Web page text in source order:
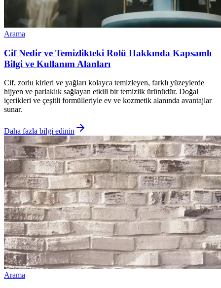
Arama
Cif Nedir ve Temizlikteki Rolü Hakkında Kapsamlı
Bilgi ve Kullanım Alanları
Cif, zorlu kirleri ve yağları kolayca temizleyen, farklı yüzeylerde
hijyen ve parlaklık sağlayan etkili bir temizlik ürünüdür. Doğal
içerikleri ve çeşitli formülleriyle ev ve kozmetik alanında avantajlar
sunar.
Daha fazla bilgi edinin
Arama